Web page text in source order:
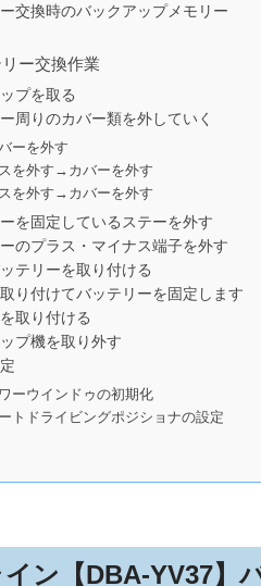
交換時のバックアップメモリー
ー交換作業
プを取る
周りのカバー類を外していく
ーを外す
を外す→カバーを外す
を外す→カバーを外す
を固定しているステーを外す
のプラス・マイナス端子を外す
テリーを取り付ける
り付けてバッテリーを固定します
取り付ける
プ機を取り外す
ーウインドゥの初期化
トドライビングポジショナの設定
イン【DBA-YV37】